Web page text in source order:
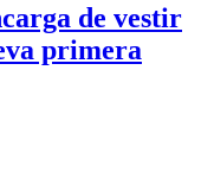
de vestir
primera